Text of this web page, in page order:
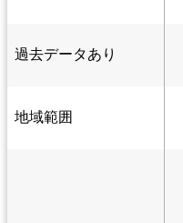
過去データあり
地域範囲